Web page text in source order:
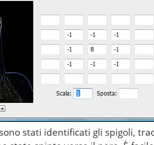
stati identificati gli spigoli,